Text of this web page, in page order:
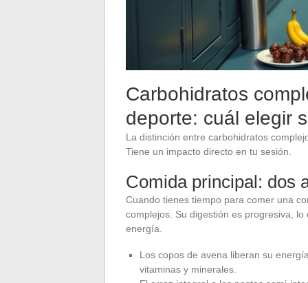
Carbohidratos
deporte: cuál elegir
La distinción entre carbohidratos
Tiene un impacto directo en tu sesión.
Comida principal: dos
Cuando tienes tiempo para comer una
complejos. Su digestión es progresiva,
energía.
Los copos de avena liberan su
vitaminas y minerales.